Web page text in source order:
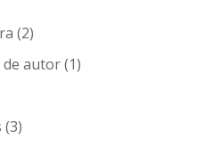
(2)
de autor(1)
(3)